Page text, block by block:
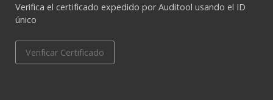
Verifica el certificado expedido por Auditool usando el ID
único
Verificar Certificado